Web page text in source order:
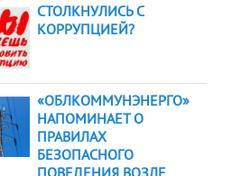
СТОЛКНУЛИСЬ С
КОРРУПЦИЕЙ?
«ОБЛКОММУНЭНЕРГО»
НАПОМИНАЕТ О
ПРАВИЛАХ
БЕЗОПАСНОГО